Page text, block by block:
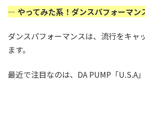
— やってみた系！ダンスパフォーマン
ダンスパフォーマンスは、流行をキャ
ます。
最近で注目なのは、DA PUMP「U.S.A」